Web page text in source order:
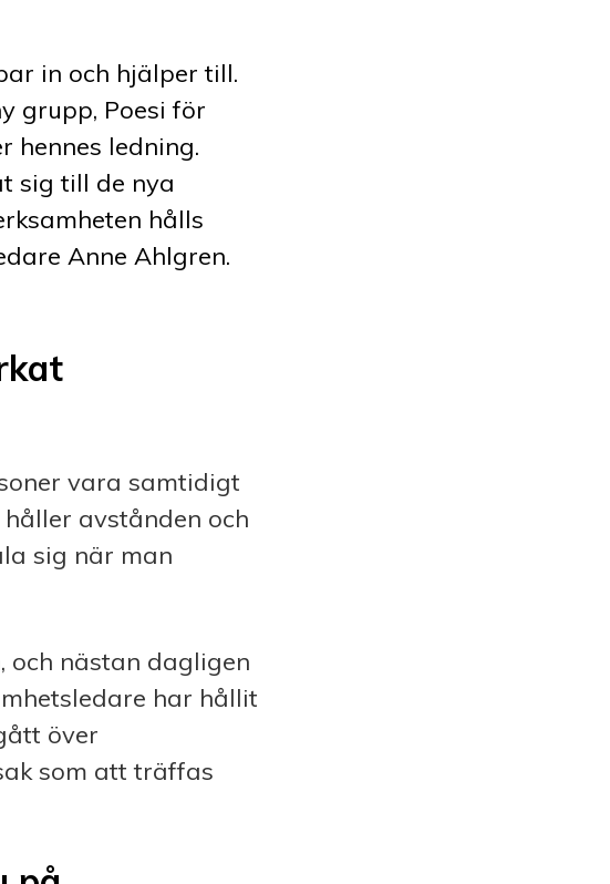
in och hjälper till.
grupp, Poesi för
hennes ledning.
sig till de nya
hålls
Anne Ahlgren.
vara samtidigt
avstånden och
sig när man
och nästan dagligen
har hållit
över
som att träffas